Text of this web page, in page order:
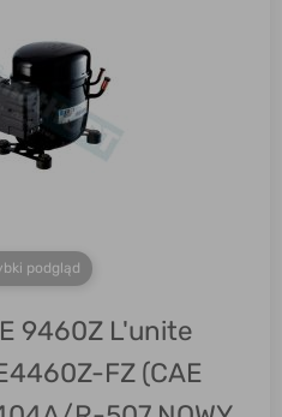
podgląd
9460Z L'unite
FZ (CAE